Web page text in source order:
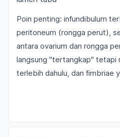
Poin penting: infundibulum
peritoneum (rongga perut),
antara ovarium dan rongga
langsung "tertangkap" tetapi
terlebih dahulu, dan fimbriae